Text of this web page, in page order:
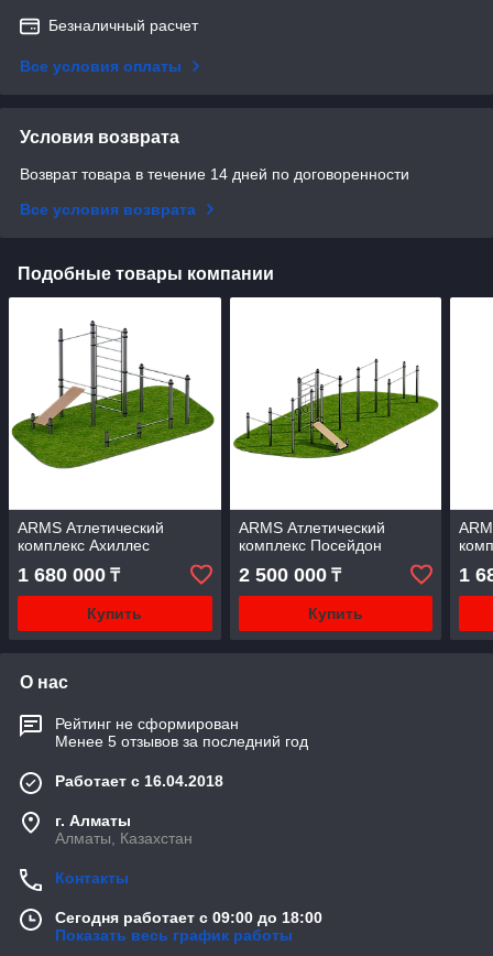
Безналичный расчет
Все условия оплаты
Условия возврата
Возврат товара в течение 14 дней по договоренности
Все условия возврата
Подобные товары компании
ARMS Атлетический
комплекс Ахиллес
1 680 000 ₸
Купить
ARMS Атлетический
комплекс Посейдон
2 500 000₸
Купить
1
О нас
Рейтинг не сформирован
Менее 5 отзывов за последний год
Работает с 16.04.2018
г. Алматы
Алматы, Казахстан
Контакты
Сегодня работает с 09:00 до 18:00
Показать весь график работы